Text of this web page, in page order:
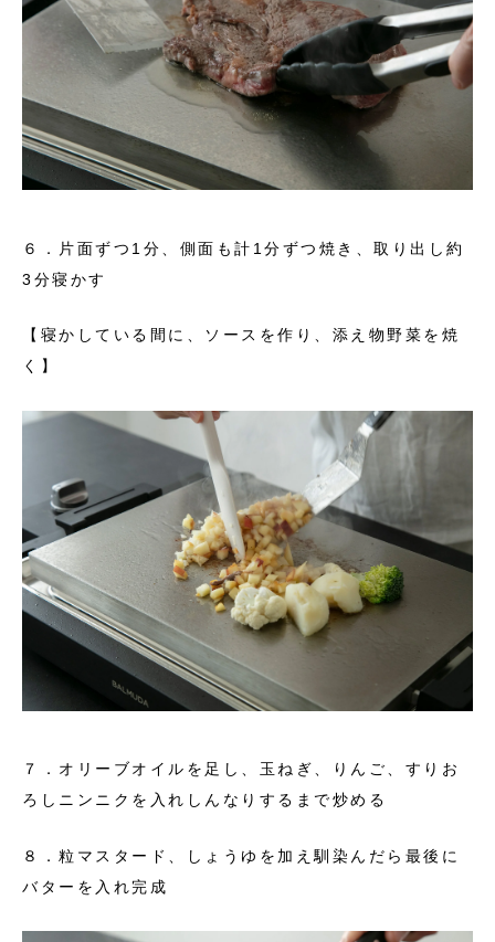
６．片面ずつ1分、側面も計1分ずつ焼き、取り出し約
3分寝かす
【寝かしている間に、ソースを作り、添え物野菜を焼
く】
７．オリーブオイルを足し、玉ねぎ、りんご、すりお
ろしニンニクを入れしんなりするまで炒める
８．粒マスタード、しょうゆを加え馴染んだら最後に
バターを入れ完成